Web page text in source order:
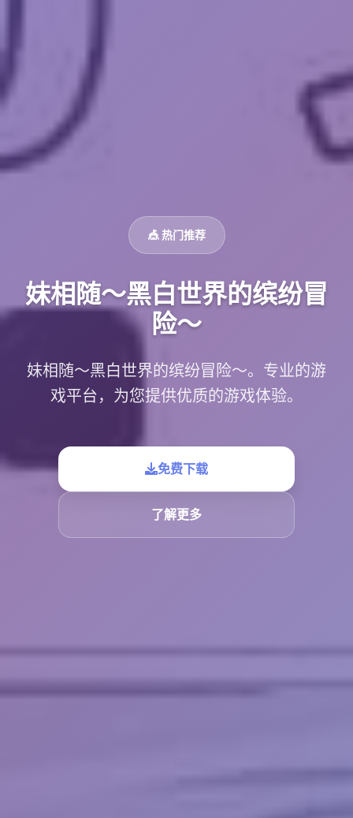
🎪 热门推荐
妹相随～黑白世界的缤纷冒
险～
妹相随～黑白世界的缤纷冒险～。专业的游
戏平台，为您提供优质的游戏体验。
免费下载
了解更多